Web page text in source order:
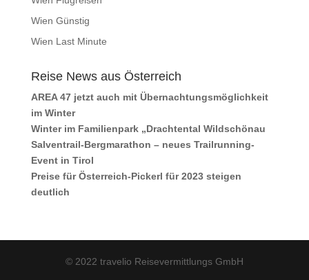
Wien Günstig
Wien Last Minute
Reise News aus Österreich
AREA 47 jetzt auch mit Übernachtungsmöglichkeit
im Winter
Winter im Familienpark „Drachtental Wildschönau
Salventrail-Bergmarathon – neues Trailrunning-
Event in Tirol
Preise für Österreich-Pickerl für 2023 steigen
deutlich
© 2022 travelio Reisevermittlungs GmbH